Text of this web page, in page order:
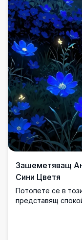
Зашеметяващ
Сини Цветя
Потопете се в
представящ